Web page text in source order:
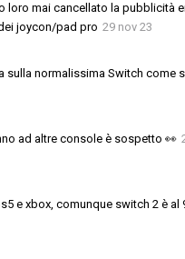
loro mai cancellato la pubblicità
joycon/pad pro 29 nov 23
sulla normalissima Switch come
ad altre console è sospetto 👀
e xbox, comunque switch 2 è al